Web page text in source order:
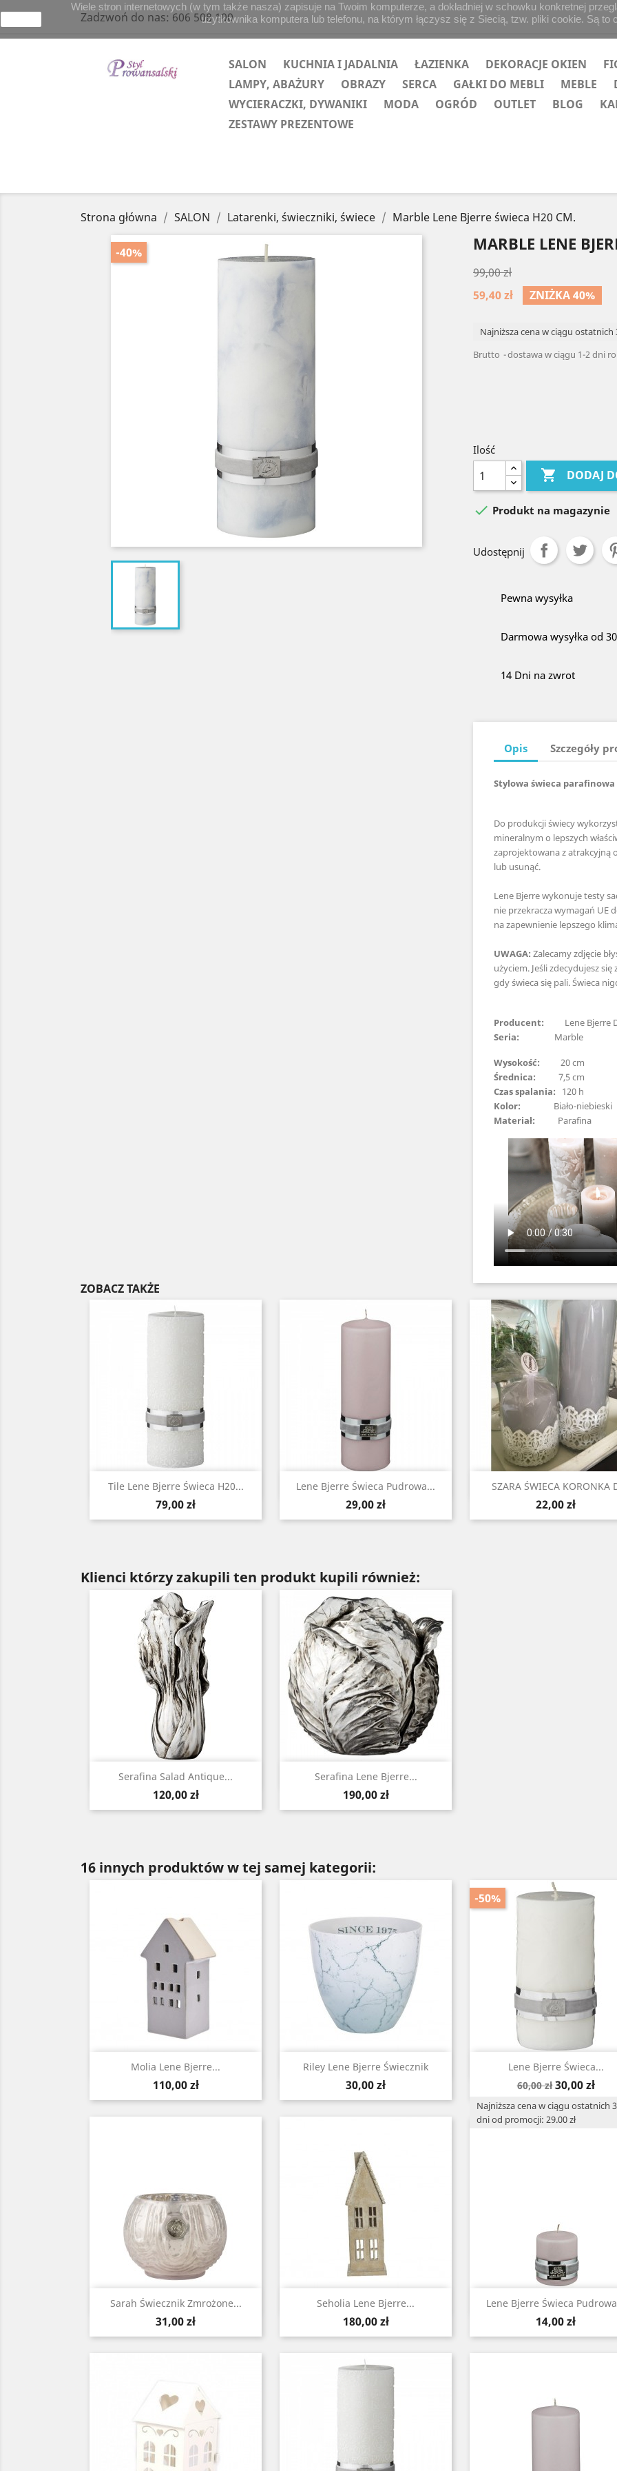
Zadzwoń do nas:606 508 100
SALON KUCHNIA I JADALNIA ŁAZIENKA DEKORACJE OKIEN
LAMPY, ABAŻURY
OBRAZY SERCA GAŁKI DO MEBLI MEBLE
WYCIERACZKI, DYWANIKI
MODA OGRÓD OUTLET BLOG
ZESTAWY PREZENTOWE
Strona główna SALON Latarenki, świeczniki, świece Marble Lene Bjerre świeca H20 CM.
-40% MARBLE LENE
99,00 zł
59,40 zł
ZNIŻKA 40%
Najniższa cena w ciągu ostatnich
Brutto
dostawa w ciągu 1-2 dni
Ilość
 DODAJ
 Produkt na magazynie
Udostępnij
Pewna wysyłka
Darmowa wysyłka od
14 Dni na zwrot
Opis Szczegóły
Stylowa świeca
Do produkcji świecy
mineralnym o lepszych
zaprojektowana z atrakcyjną
lub usunąć.
Lene Bjerre wykonuje testy
nie przekracza wymagań UE
na zapewnienie lepszego
UWAGA: Zalecamy zdjęcie
użyciem. Jeśli zdecydujesz
gdy świeca się pali. Świeca
Producent: Lene Bjerre
Seria: Marble
Wysokość:
20 cm
Średnica: 7,5 cm
Czas spalania: 120 h
Kolor: Biało-niebieski
Materiał: Parafina
ZOBACZ TAKŻE
Tile Lene Bjerre Świeca H20...
Cena
79,00 zł
Szybki podgląd Lene Bjerre Świeca Pudrowa ...
Cena
29,00 zł
Szybki podgląd SZARA ŚWIECA KORONKA
Cena
22,00 zł
Szybki podgląd
Klienci którzy zakupili ten produkt kupili również:
Serafina Salad Antique...
Cena
120,00 zł
Szybki podgląd Serafina Lene Bjerre...
Cena
190,00 zł
Szybki podgląd
16 innych produktów w tej samej kategorii:
Molia Lene Bjerre...
Cena
110,00 zł
Szybki podgląd Riley Lene Bjerre Świecznik
Cena
30,00 zł
Szybki podgląd Lene Bjerre Świeca...
Cena
60,00 zł Cena
30,00 zł
Najniższa cena w ciągu ostatnich
dni od promocji: 29.00 zł
-50%
Szybki podgląd
Sarah Świecznik Zmrożone...
Cena
31,00 zł
Szybki podgląd Seholia Lene Bjerre...
Cena
180,00 zł
Szybki podgląd Lene Bjerre Świeca Pudrowa
Cena
14,00 zł
Szybki podgląd
Wiele stron internetowych (w tym także nasza) zapisuje na Twoim komputerze, a dokładniej w schowku konkretnej
użytkownika komputera lub telefonu, na którym łączysz się z Siecią, tzw. pliki cookie. Są to